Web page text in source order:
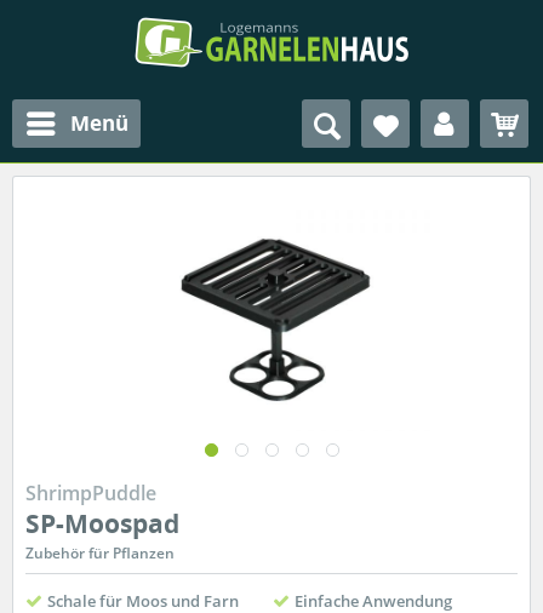
Menü
ShrimpPuddle
SP-Moospad
Zubehör für Pflanzen
Schale für Moos und Farn
Einfache Anwendung